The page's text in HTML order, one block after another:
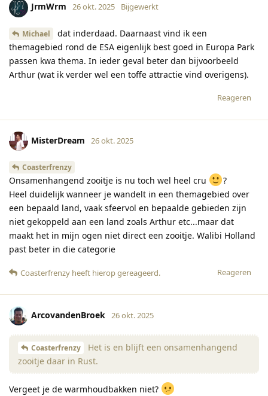
JrmWrm 26 okt. 2025 Bijgewerkt
Michael
dat inderdaad. Daarnaast vind ik een
themagebied rond de ESA eigenlijk best goed in Europa Park
passen kwa thema. In ieder geval beter dan bijvoorbeeld
Arthur (wat ik verder wel een toffe attractie vind overigens).
Reageren
MisterDream 26 okt. 2025
Coasterfrenzy
Onsamenhangend zooitje is nu toch wel heel cru
?
Heel duidelijk wanneer je wandelt in een themagebied over
een bepaald land, vaak sfeervol en bepaalde gebieden zijn
niet gekoppeld aan een land zoals Arthur etc...maar dat
maakt het in mijn ogen niet direct een zooitje. Walibi Holland
past beter in die categorie
Reageren
Coasterfrenzy heeft hierop gereageerd.
ArcovandenBroek 26 okt. 2025
Coasterfrenzy
Het is en blijft een onsamenhangend
zooitje daar in Rust.
Vergeet je de warmhoudbakken niet?